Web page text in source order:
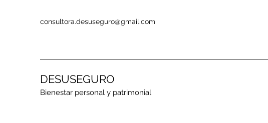
consultora.desuseguro@gmail.com
DESUSEGURO
Bienestar personal y patrimonial